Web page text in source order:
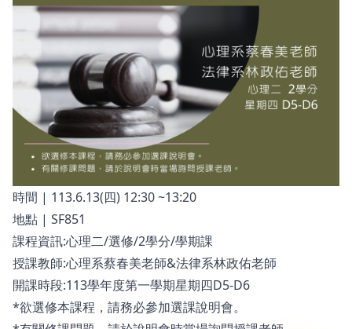
時間 | 113.6.13(四) 12:30 ~13:20
地點 | SF851
課程資訊:心理二/選修/2學分/學期課
授課教師:心理系蔡春美老師&法律系林政佑老師
開課時段:113學年度第一學期星期四D5-D6
*欲選修本課程，請務必參加選課說明會。